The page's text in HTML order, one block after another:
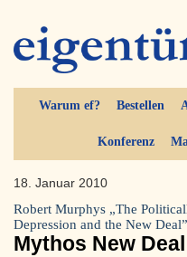
Warum ef? Bestellen
Konferenz
18. Januar 2010
Robert Murphys „The
Depression and the New Deal”
Mythos New Deal